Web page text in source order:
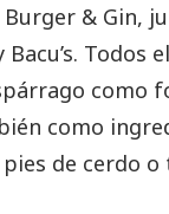
Burger & Gin,
como
como
de cerdo